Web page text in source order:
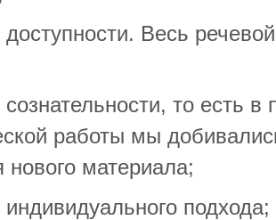
Весь
то есть в
работы мы
нового материала;
подхода;